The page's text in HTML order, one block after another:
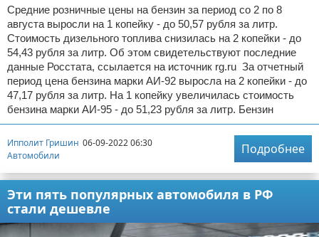
Средние розничные цены на бензин за период со 2 по 8
августа выросли на 1 копейку - до 50,57 рубля за литр.
Стоимость дизельного топлива снизилась на 2 копейки - до
54,43 рубля за литр. Об этом свидетельствуют последние
данные Росстата, ссылается на источник rg.ru За отчетный
период цена бензина марки АИ-92 выросла на 2 копейки - до
47,17 рубля за литр. На 1 копейку увеличилась стоимость
бензина марки АИ-95 - до 51,23 рубля за литр. Бензин
Ипполит Гришин 06-09-2022 06:30
Автомобили
Подробнее
Эти пять популярных автомобиля в РФ
стали дешевле